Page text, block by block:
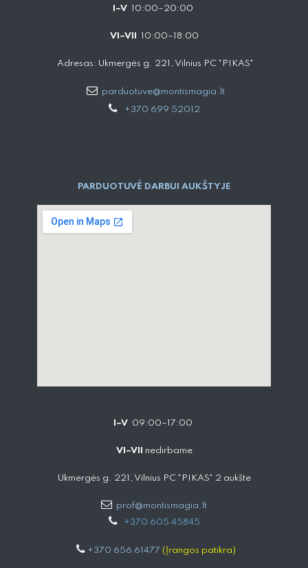
I–V 10:00–20:00
VI–VII 10:00–18:00
Adresas: Ukmergės g. 221, Vilnius PC "PIKAS"
parduotuve@montismagia.lt
+370 699 52012
PARDUOTUVĖ DARBUI AUKŠTYJE
I–V 09:00–17:00
VI–VII nedirbame
Ukmergės g. 221, Vilnius PC "PIKAS" 2 aukšte
prof@montismagia.lt
+370 605 4584​5
+370 656 61477 (Įrangos patikra)